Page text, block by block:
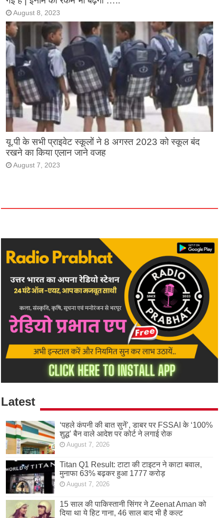
August 8, 2023
यू.पी के सभी प्राइवेट स्कूलों ने 8 अगस्त 2023 को स्कूल बंद
रखने का किया एलान जाने वजह
August 7, 2023
Latest
‘पहले कंपनी की बात सुनें’, डाबर पर FSSAI के ‘100%
शुद्ध’ बैन वाले आदेश पर कोर्ट ने लगाई रोक
August 7, 2026
Titan Q1 Result: टाटा की टाइटन ने काटा बवाल,
मुनाफा 63% बढ़कर हुआ 1777 करोड़
August 7, 2026
15 साल की पाकिस्तानी सिंगर ने Zeenat Aman को
दिया था ये हिट गाना, 46 साल बाद भी है कल्ट